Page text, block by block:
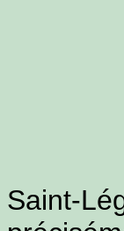
Saint-